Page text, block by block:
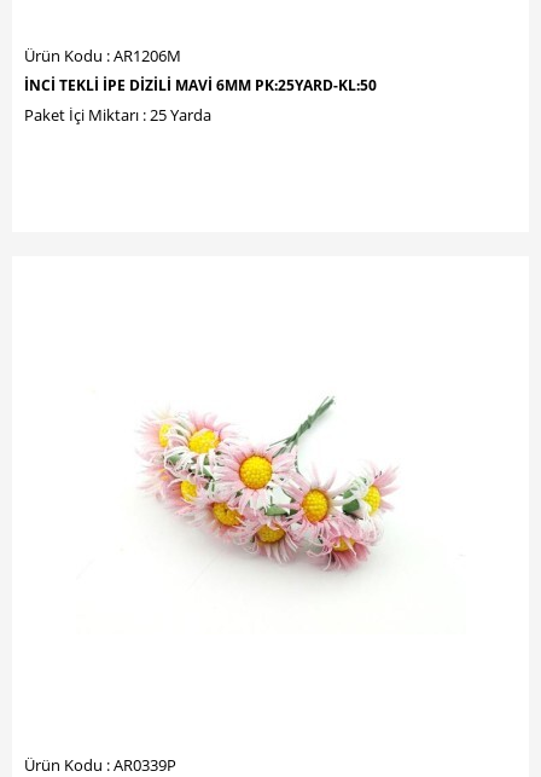
Ürün Kodu : AR1206M
İNCİ TEKLİ İPE DİZİLİ MAVİ 6MM PK:25YARD-KL:50
Paket İçi Miktarı : 25 Yarda
Ürün Kodu : AR0339P